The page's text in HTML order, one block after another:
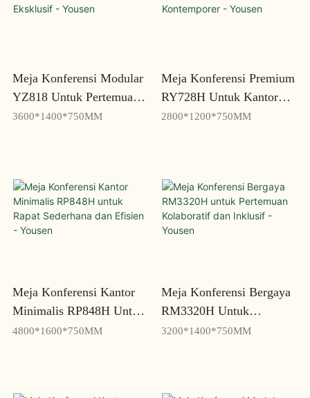
Meja Konferensi Modular
YZ818 Untuk Pertemuan
Eksklusif - Yousen
3600*1400*750MM
Meja Konferensi Premium
RY728H Untuk Kantor
Kontemporer - Yousen
2800*1200*750MM
Meja Konferensi Kantor
Minimalis RP848H Untuk
Rapat Sederhana Dan
4800*1600*750MM
Meja Konferensi Bergaya
RM3320H Untuk
Pertemuan Kolaboratif
3200*1400*750MM